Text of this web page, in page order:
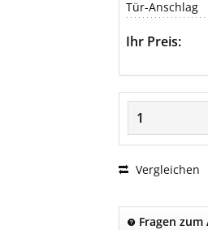
Tür-Anschlag
Ihr Preis:
Vergleichen
Fragen zum